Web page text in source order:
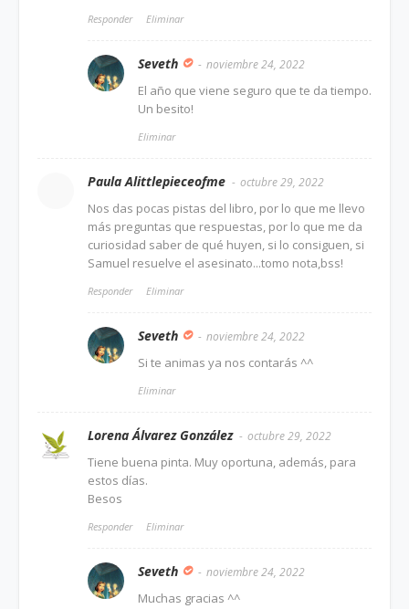
Responder Eliminar
Seveth noviembre 24, 2022
El año que viene seguro que te da tiempo.
Un besito!
Eliminar
Paula Alittlepieceofme octubre 29, 2022
Nos das pocas pistas del libro, por lo que me llevo
más preguntas que respuestas, por lo que me da
curiosidad saber de qué huyen, si lo consiguen, si
Samuel resuelve el asesinato...tomo nota,bss!
Responder Eliminar
Seveth noviembre 24, 2022
Si te animas ya nos contarás ^^
Eliminar
Lorena Álvarez González octubre 29, 2022
Tiene buena pinta. Muy oportuna, además, para
estos días.
Besos
Responder Eliminar
Seveth noviembre 24, 2022
Muchas gracias ^^